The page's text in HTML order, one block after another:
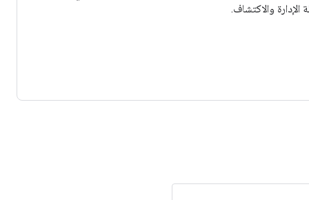
والاكتشاف.